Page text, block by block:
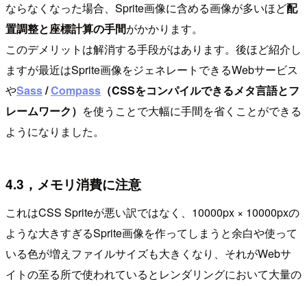
ならなくなった場合、Sprite画像に含める画像が多いほど配
置調整と座標計算の手間がかかります。
このデメリットは解消する手段がはあります。後ほど紹介し
ますが最近はSprite画像をジェネレートできるWebサービス
やSass/Compass （CSSをコンパイルできるメタ言語とフ
レームワーク） を使うことで大幅に手間を省くことができる
ようになりました。
4.3，メモリ消費に注意
これはCSS Spriteが悪い訳ではなく、10000px × 10000pxの
ような大きすぎるSprite画像を作ってしまうと余白や使って
いる色が増えファイルサイズも大きくなり、それがWebサ
イトの至る所で使われているとレンダリングにおいて大量の